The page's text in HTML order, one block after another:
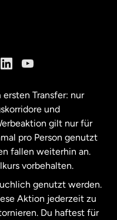
Transfer: nur
und
gilt nur für
pro Person genutzt
fallen weiterhin an.
vorbehalten.
genutzt werden.
Aktion jederzeit zu
Du haftest für